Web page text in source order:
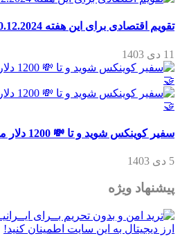
تقویم اقتصادی برای این هفته 30.12.2024 – 05.01.2025
11 دی 1403
سفیر کوینکس شوید و تا 💸 1200 دلار ماهانه درآمد کسب کنید! 🤝
5 دی 1403
پیشنهاد ویژه